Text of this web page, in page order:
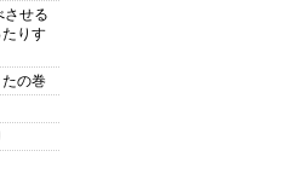
させる
りす
の巻